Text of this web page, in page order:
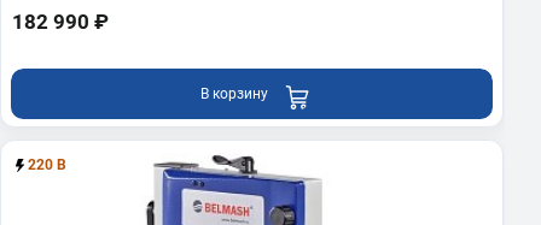
182 990 ₽
В корзину
220 В